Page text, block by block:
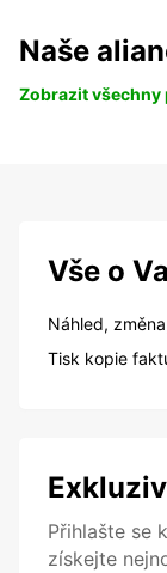
Naše
Zobrazit všechny
Vše o
Náhled,
Tisk kopie
Přihlašte se
získejte